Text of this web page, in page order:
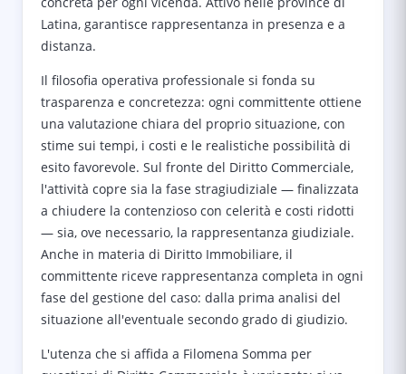
Latina, garantisce rappresentanza in presenza e a
distanza.
Il filosofia operativa professionale si fonda su
trasparenza e concretezza: ogni committente ottiene
una valutazione chiara del proprio situazione, con
stime sui tempi, i costi e le realistiche possibilità di
esito favorevole. Sul fronte del Diritto Commerciale,
l'attività copre sia la fase stragiudiziale — finalizzata
a chiudere la contenzioso con celerità e costi ridotti
— sia, ove necessario, la rappresentanza giudiziale.
Anche in materia di Diritto Immobiliare, il
committente riceve rappresentanza completa in ogni
fase del gestione del caso: dalla prima analisi del
situazione all'eventuale secondo grado di giudizio.
L'utenza che si affida a Filomena Somma per